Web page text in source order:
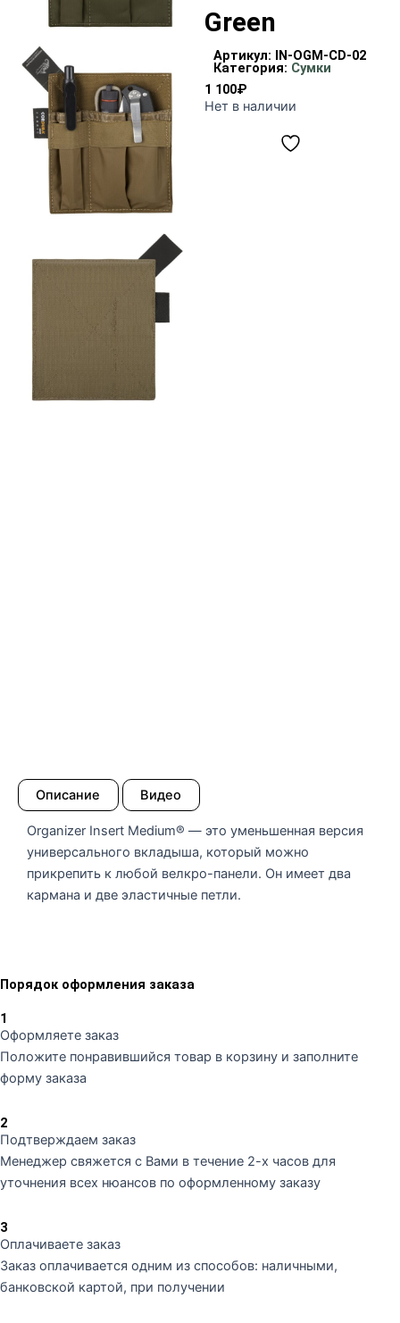
Green
Артикул: IN-OGM-CD-02
Категория: Сумки
1 100₽
Нет в наличии
Описание Видео
Organizer Insert Medium® — это уменьшенная версия
универсального вкладыша, который можно
прикрепить к любой велкро-панели. Он имеет два
кармана и две эластичные петли.
Порядок оформления заказа
1
Оформляете заказ
Положите понравившийся товар в корзину и заполните
форму заказа
2
Подтверждаем заказ
Менеджер свяжется с Вами в течение 2-х часов для
уточнения всех нюансов по оформленному заказу
3
Оплачиваете заказ
Заказ оплачивается одним из способов: наличными,
банковской картой, при получении